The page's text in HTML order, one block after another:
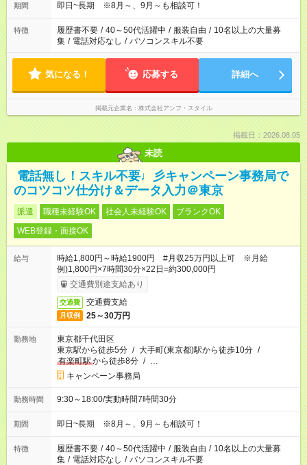
期間 即日~長期 ※8月～、9月～も相談可！
特徴 履歴書不要 / 40～50代活躍中 / 服装自由 / 10名以上の大量募
集 / 電話対応なし / パソコンスキル不要
気になる！ 応募する 詳細へ
掲載元企業名 株式会社アンフ・スタイル
掲載日：2026.08.05
未読
電話無し！スキル不要♩彡キャンペーン事務局で
のコツコツ仕分け＆データ入力＠東京
派遣 職種未経験OK 社会人未経験OK
ブランクOK
WEB登録・面接OK
給与
時給1,800円～時給1900円 #月収25万円以上可 ※月給
例)1,800円×7時間30分×22日=約300,000円
交通費別途支給あり
交通費 交通費支給
月収例 25～30万円
勤務地
東京都千代田区
東京駅から徒歩5分 / 大手町(東京都)駅から徒歩10分 /
有楽町駅から徒歩8分 / …
キャンペーン事務局
勤務時間 9:30～18:00/実動時間7時間30分
期間 即日~長期 ※8月～、9月～も相談可！
特徴 履歴書不要 / 40～50代活躍中 / 服装自由 / 10名以上の大量募
集 / 電話対応なし / パソコンスキル不要